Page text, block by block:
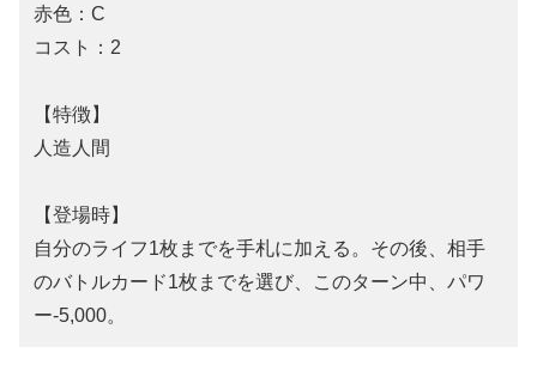
赤色：C
コスト：2
【特徴】
人造人間
【登場時】
自分のライフ1枚までを手札に加える。その後、相手
のバトルカード1枚までを選び、このターン中、パワ
ー-5,000。